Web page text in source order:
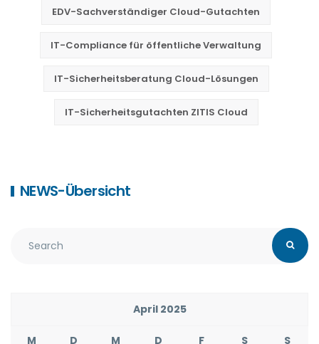
EDV-Sachverständiger Cloud-Gutachten
IT-Compliance für öffentliche Verwaltung
IT-Sicherheitsberatung Cloud-Lösungen
IT-Sicherheitsgutachten ZITIS Cloud
NEWS-Übersicht
April 2025
M D M D F S S